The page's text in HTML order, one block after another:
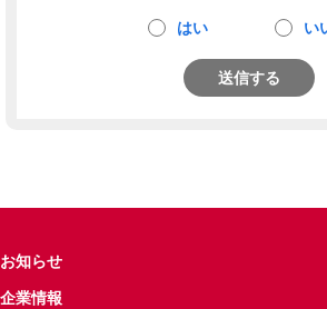
はい い
送信する
お知らせ
企業情報